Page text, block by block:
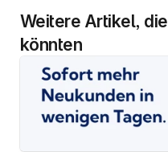
Weitere Artikel,
könnten